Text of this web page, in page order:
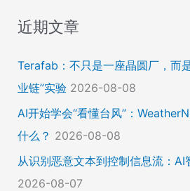
近期文章
Terafab：不只是一座晶圆厂，而
业链”实验 2026-08-08
AI开始学会“看懂台风”：
什么？ 2026-08-08
从识别恶意文本到控制信息流：AI
2026-08-07